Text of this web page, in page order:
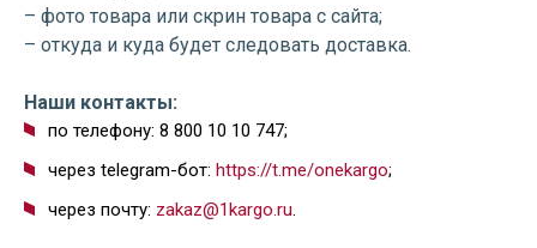
– фото товара или скрин товара с сайта;
– откуда и куда будет следовать доставка.
Наши контакты:
по телефону: 8 800 10 10 747;
через telegram-бот: https://t.me/onekargo;
через почту: zakaz@1kargo.ru.